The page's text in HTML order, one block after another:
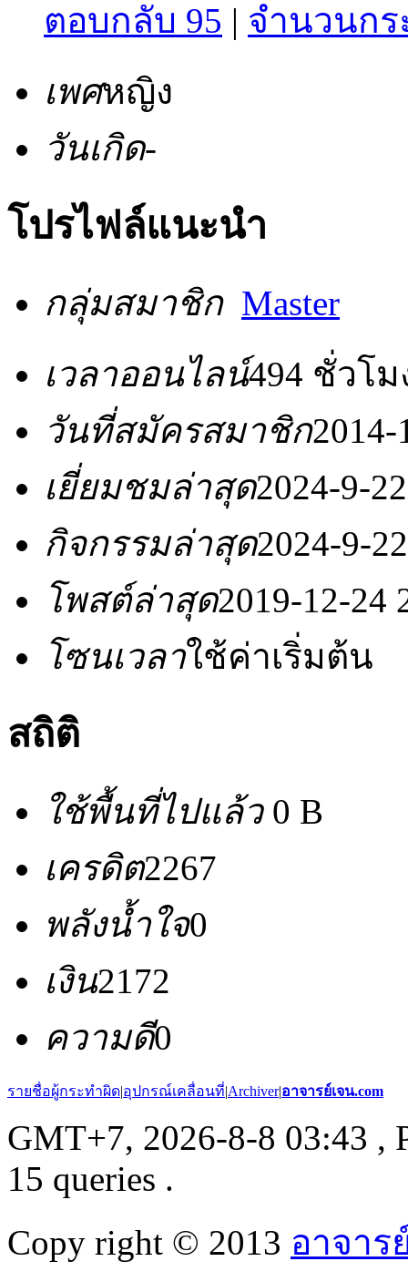
ตอบกลับ 95 | จำนวนกร
เพศหญิง
วันเกิด-
โปรไฟล์แนะนำ
กลุ่มสมาชิก Master
เวลาออนไลน์494 ชั่วโม
วันที่สมัครสมาชิก2014-
เยี่ยมชมล่าสุด2024-9-
กิจกรรมล่าสุด2024-9-
โพสต์ล่าสุด2019-12-24
โซนเวลาใช้ค่าเริ่มต้น
สถิติ
ใช้พื้นที่ไปแล้ว0 B
เครดิต2267
พลังน้ำใจ0
เงิน2172
ความดี0
รายชื่อผู้กระทำผิด|อุปกรณ์เคลื่อนที่|Archiver|อาจารย์เจน.com
GMT+7, 2026-8-8 03:43 ,
15 queries .
Copy right © 2013 อาจาร